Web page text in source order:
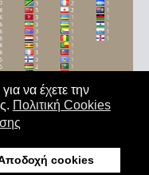
να έχετε την
Πολιτική Cookies
cookies